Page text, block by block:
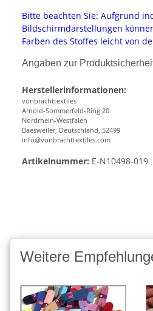
Bitte beachten Sie: Aufgrund
Bildschirmdarstellungen
Farben des Stoffes leicht von
Angaben zur
Herstellerinformationen:
vonbrachttextiles
Arnold-Sommerfeld-Ring 20
Nordrhein-Westfalen
Baesweiler, Deutschland, 52499
info@vonbrachttextiles.com
Artikelnummer: E-N10498-019
Weitere